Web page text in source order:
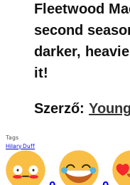
Fleetwood
second
darker,
it!
Szerző:
Tags
Hilary Duff